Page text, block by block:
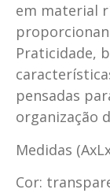
em material
Praticidade,
pensadas
organização
Medidas
Cor: